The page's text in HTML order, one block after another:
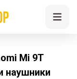
Mi 9T
наушники